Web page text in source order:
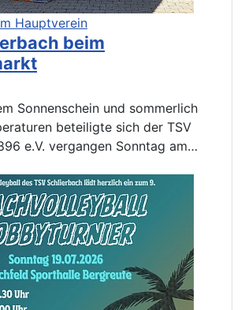
Hauptverein
beim
Sonnenschein und sommerlich
beteiligte sich der TSV
e.V. vergangen Sonntag am…